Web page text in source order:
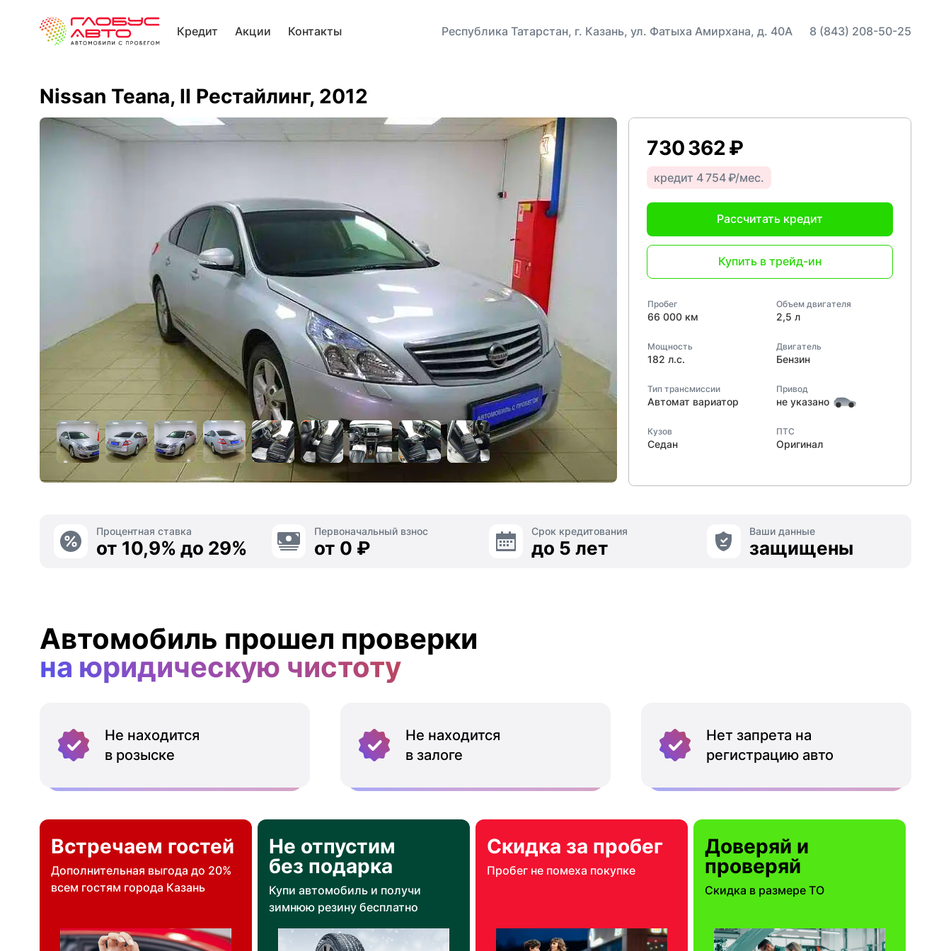
Кредит Акции Контакты Республика Татарстан, г. Казань, ул. Фатыха Амирхана, д. 40А 8 (843) 208-50-25
Nissan Teana, II Рестайлинг, 2012
730 362 ₽
кредит 4 754 ₽/мес.
Рассчитать кредит
Купить в трейд-ин
Пробег
66 000 км
Объем двигателя
2,5 л
Мощность
182 л.с.
Двигатель
Бензин
Тип трансмиссии
Автомат вариатор
Привод
не указано
Кузов
Седан
ПТС
Оригинал
Процентная ставка
от 10,9% до 29%
Первоначальный взнос
от 0 ₽
Срок кредитования
до 5 лет
Ваши данные
защищены
Автомобиль прошел проверки
на юридическую чистоту
Не находится
в розыске
Не находится
в залоге
Нет запрета на
регистрацию авто
Встречаем гостей
Дополнительная выгода до 20%
всем гостям города Казань
Не отпустим
без подарка
Купи автомобиль и получи
зимнюю резину бесплатно
Скидка за пробег
Пробег не помеха покупке
Доверяй и
проверяй
Скидка в размере ТО